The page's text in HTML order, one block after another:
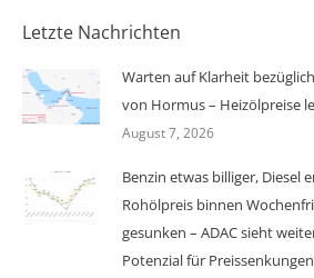
Letzte Nachrichten
Warten auf Klarheit
von Hormus – Heizölpreise
August 7, 2026
Benzin etwas billiger, Diesel
Rohölpreis binnen
gesunken – ADAC sieht
Potenzial für Preissenkungen